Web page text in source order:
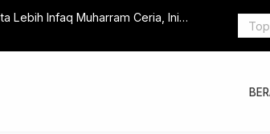
Lebih Infaq Muharram Ceria, Ini
Gerindra
Bukan